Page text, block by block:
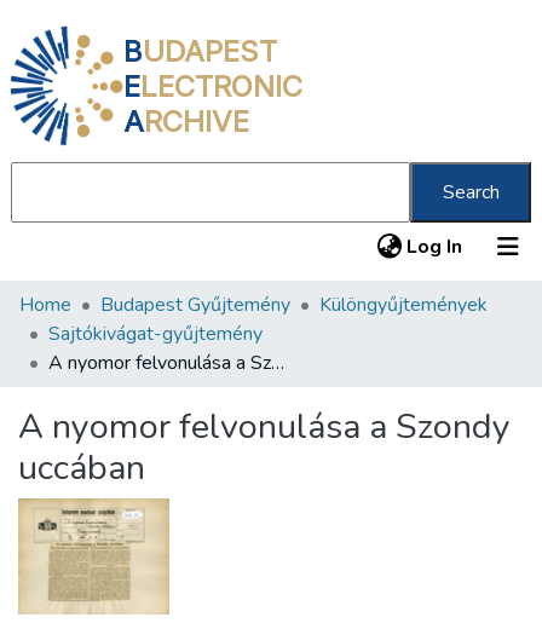
BUDAPEST
ELECTRONIC
ARCHIVE
Search
Log In (current)
Communities & Collections
All of DSpace
About us
Home Budapest Gyűjtemény
Különgyűjtemények
Sajtókivágat-gyűjtemény
A nyomor felvonulása a Szondy uccában
A nyomor felvonulása a Szondy
uccában